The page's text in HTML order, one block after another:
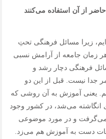
از آ‌ن استفاده می‌کنند
زیرا مسائل فرهنگی تحتِ
زمان جامعه از آرامش نسبی
فرهنگی دچار رشد و
جدا نیست. قبل از این دو
یعنی آموزش به آن روشی که
انگاشته می‌شد، در کشور وجود
و در مورد موضوعی
دست به آموزش هم می‌زد.